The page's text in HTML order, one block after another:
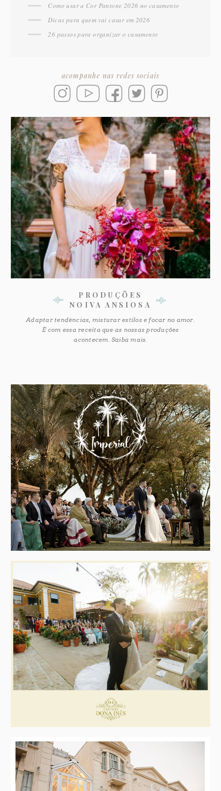
Como usar a Cor Pantone 2026 no casamento
Dicas para quem vai casar em 2026
26 passos para organizar o casamento
acompanhe nas redes sociais
PRODUÇÕES
NOIVA ANSIOSA
Adaptar tendências, misturar estilos e focar no amor.
É com essa receita que as nossas produções
acontecem. Saiba mais.